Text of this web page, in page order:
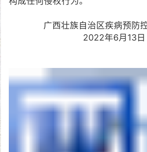
广西壮族自治区疾病预防
2022年6月13